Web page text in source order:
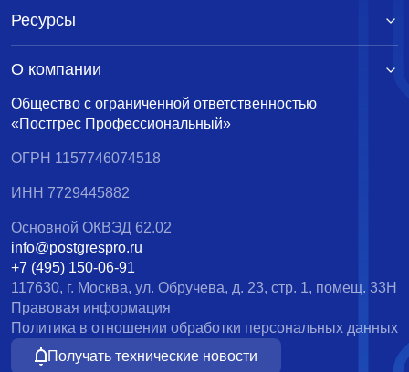
Общество с ограниченной ответственностью
«Постгрес Профессиональный»
ОГРН 1157746074518
ИНН 7729445882
Основной ОКВЭД 62.02
info@postgrespro.ru
+7 (495) 150-06-91
117630, г. Москва, ул. Обручева, д. 23, стр. 1, помещ. 33Н
Правовая информация
Политика в отношении обработки персональных данных
Получать технические новости
Ресурсы
О компании